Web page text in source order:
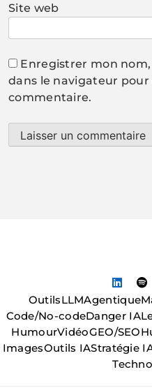
Site web
Enregistrer mon
dans le navigateur
commentaire.
OutilsLLMAgentique
Code/No-codeDanger IA
HumourVidéoGEO/SEO
ImagesOutils IAStratégie